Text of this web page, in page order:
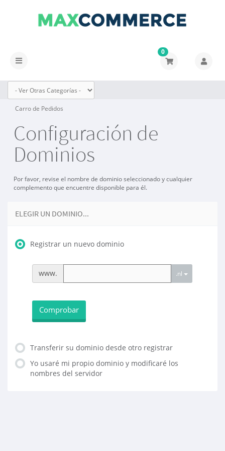
Alternar
0
Carro de Pedidos
Configuración de
Dominios
Por favor, revise el nombre de dominio seleccionado y cualquier
complemento que encuentre disponible para él.
ELEGIR UN DOMINIO...
Registrar un nuevo dominio
www. .nl
Comprobar
Transferir su dominio desde otro registrar
Yo usaré mi propio dominio y modificaré los
nombres del servidor